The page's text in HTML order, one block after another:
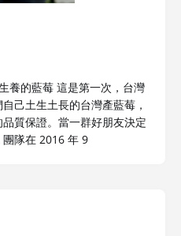
養的藍莓 這是第一次，台灣
己土生土長的台灣產藍莓，
品質保證。當一群好朋友決定
隊在 2016 年 9